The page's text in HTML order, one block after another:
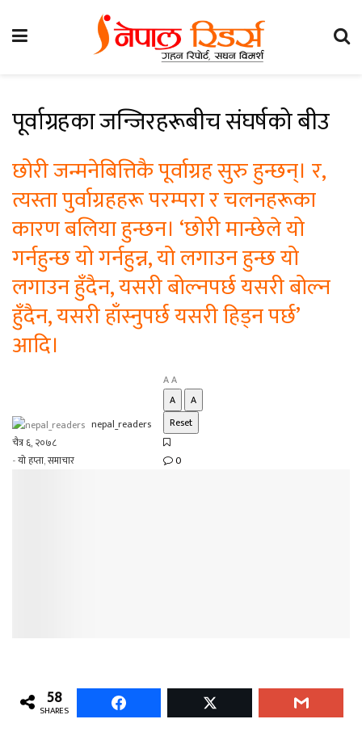
पूर्वाग्रहका जन्जिरहरूबीच संघर्षको बीउ
छोरी जन्मनेबित्तिकै पूर्वाग्रह सुरु हुन्छन्। र,
त्यस्ता पुर्वाग्रहहरू परम्परा र चलनहरूका
कारण बलिया हुन्छन। ‘छोरी मान्छेले यो
गर्नहुन्छ यो गर्नहुन्न, यो लगाउन हुन्छ यो
लगाउन हुँदैन, यसरी बोल्नपर्छ यसरी बोल्न
हुँदैन, यसरी हाँस्नुपर्छ यसरी हिड्न पर्छ’
आदि।
nepal_readers
चैत्र ६, २०७८
-यो हप्ता,समाचार
AA
A
A
Reset
0
58
SHARES